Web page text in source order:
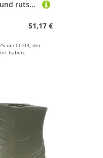
Angeln wasserdichte und rutschfeste Herrenschuhe Outdoor Bequeme PVC Verschleißfeste Herren Regenstiefel Niedrige Ferse Arbeit Für Industrie Handwerk(Brown02,36)
51,17 €
um 00:03; der
haben.